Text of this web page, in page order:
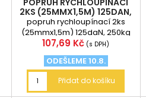
POPRUH RYCHLOUPÍNACÍ
2KS (25MMX1,5M) 125DAN,
250KG
popruh rychloupínací 2ks
(25mmx1,5m) 125daN, 250kg
Cena
107,69 Kč (s DPH)
ODEŠLEME 10.8.
Přidat do košíku